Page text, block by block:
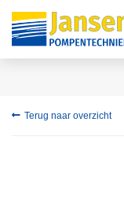
Terug naar overzicht